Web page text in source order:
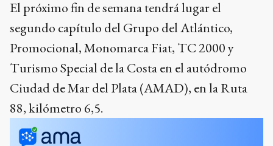
El próximo fin de semana tendrá lugar el
segundo capítulo del Grupo del Atlántico,
Promocional, Monomarca Fiat, TC 2000 y
Turismo Special de la Costa en el autódromo
Ciudad de Mar del Plata (AMAD), en la Ruta
88, kilómetro 6,5.